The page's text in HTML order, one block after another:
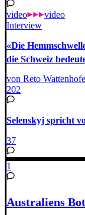
video
video
Interview
«Die
die Schweiz
von Reto
202
Selenskyj spricht
37
1
Australiens